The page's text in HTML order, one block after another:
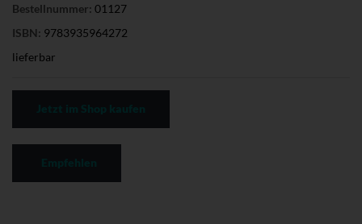
Bestellnummer: 01127
ISBN: 9783935964272
lieferbar